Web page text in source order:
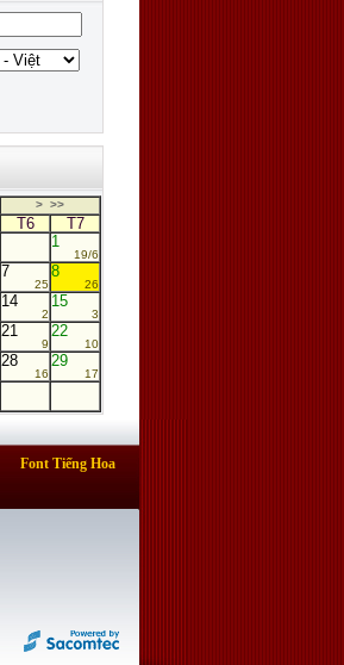
> >>
T6
T7
1
19/6
7
25
8
26
14
2
15
3
21
9
22
10
28
16
29
17
Font Tiếng Hoa